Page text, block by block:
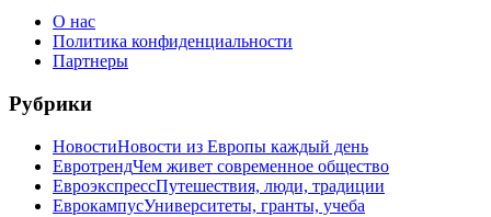
О нас
Политика конфиденциальности
Партнеры
Рубрики
НовостиНовости из Европы каждый день
ЕвротрендЧем живет современное общество
ЕвроэкспрессПутешествия, люди, традиции
ЕврокампусУниверситеты, гранты, учеба